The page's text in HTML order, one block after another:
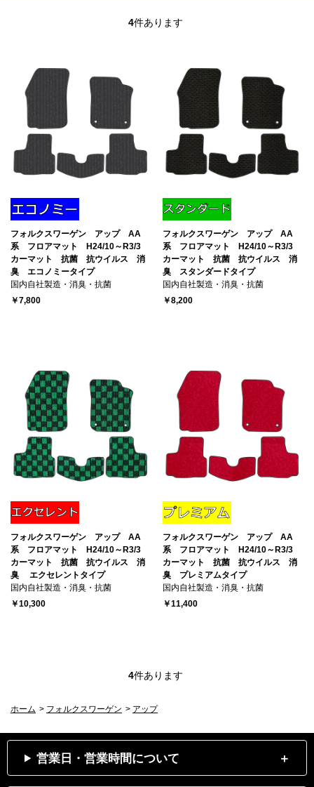
4件あります
フォルクスワーゲン アップ AA
系 フロアマット H24/10～R3/3
カーマット 抗菌 抗ウイルス 消
臭 エコノミータイプ
国内自社製造・消臭・抗菌
￥7,800
フォルクスワーゲン アップ AA
系 フロアマット H24/10～R3/3
カーマット 抗菌 抗ウイルス 消
臭 スタンダードタイプ
国内自社製造・消臭・抗菌
￥8,200
フォルクスワーゲン アップ AA
系 フロアマット H24/10～R3/3
カーマット 抗菌 抗ウイルス 消
臭 エクセレントタイプ
国内自社製造・消臭・抗菌
￥10,300
フォルクスワーゲン アップ AA
系 フロアマット H24/10～R3/3
カーマット 抗菌 抗ウイルス 消
臭 プレミアムタイプ
国内自社製造・消臭・抗菌
￥11,400
4件あります
ホーム > フォルクスワーゲン > アップ
営業日・営業時間について